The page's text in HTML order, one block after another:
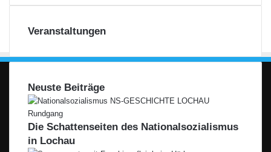
Veranstaltungen
Neuste Beiträge
Die Schattenseiten des Nationalsozialismus
in Lochau